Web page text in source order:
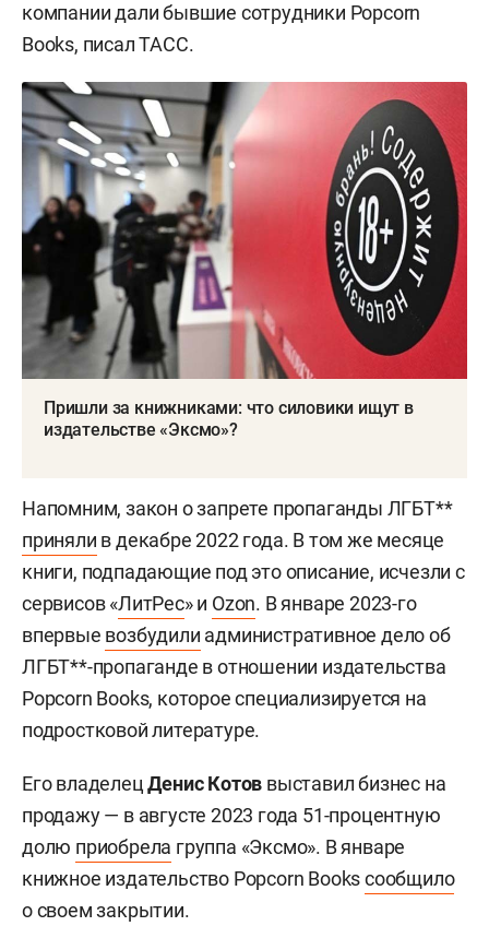
компании дали бывшие сотрудники Popcorn
Books, писал ТАСС.
Пришли за книжниками: что силовики ищут в
издательстве «Эксмо»?
Напомним, закон о запрете пропаганды ЛГБТ**
приняли в декабре 2022 года. В том же месяце
книги, подпадающие под это описание, исчезли с
сервисов «ЛитРес» и Ozon. В январе 2023-го
впервые возбудили административное дело об
ЛГБТ**-пропаганде в отношении издательства
Popcorn Books, которое специализируется на
подростковой литературе.
Его владелецДенис Котов выставил бизнес на
продажу — в августе 2023 года 51-процентную
долю приобрела группа «Эксмо». В январе
книжное издательство Popcorn Booksсообщило
о своем закрытии.